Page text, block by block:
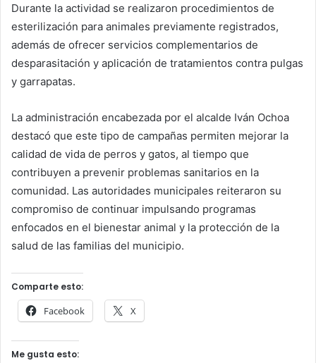
Durante la actividad se realizaron procedimientos de
esterilización para animales previamente registrados,
además de ofrecer servicios complementarios de
desparasitación y aplicación de tratamientos contra pulgas
y garrapatas.
La administración encabezada por el alcalde Iván Ochoa
destacó que este tipo de campañas permiten mejorar la
calidad de vida de perros y gatos, al tiempo que
contribuyen a prevenir problemas sanitarios en la
comunidad. Las autoridades municipales reiteraron su
compromiso de continuar impulsando programas
enfocados en el bienestar animal y la protección de la
salud de las familias del municipio.
Comparte esto:
Facebook X
Me gusta esto: